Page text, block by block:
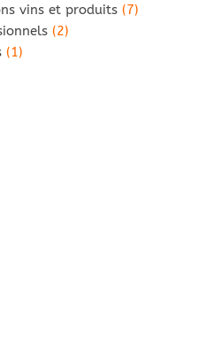
vins et produits (7)
(2)
(1)